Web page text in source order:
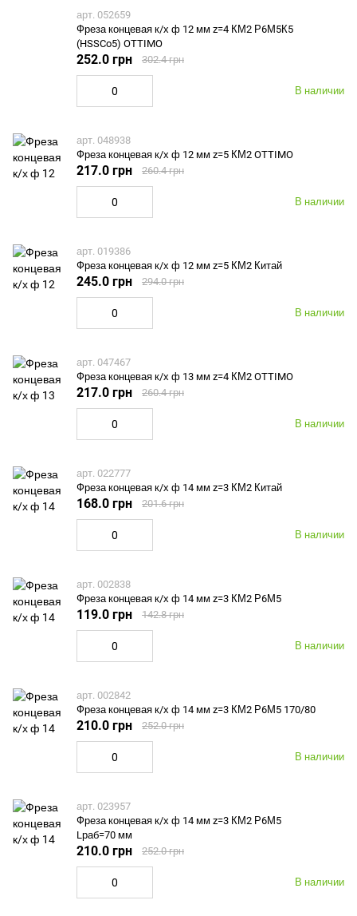
арт. 052659
Фреза концевая к/х ф 12 мм z=4 КМ2 Р6М5К5
(HSSCo5) OTTIMO
В наличии
252.0 грн 302.4 грн
арт. 048938
Фреза концевая к/х ф 12 мм z=5 КМ2 OTTIMO
В наличии
217.0 грн 260.4 грн
арт. 019386
Фреза концевая к/х ф 12 мм z=5 КМ2 Китай
В наличии
245.0 грн 294.0 грн
арт. 047467
Фреза концевая к/х ф 13 мм z=4 КМ2 OTTIMO
В наличии
217.0 грн 260.4 грн
арт. 022777
Фреза концевая к/х ф 14 мм z=3 КМ2 Китай
В наличии
168.0 грн 201.6 грн
арт. 002838
Фреза концевая к/х ф 14 мм z=3 КМ2 Р6М5
В наличии
119.0 грн 142.8 грн
арт. 002842
Фреза концевая к/х ф 14 мм z=3 КМ2 Р6М5 170/80
В наличии
210.0 грн 252.0 грн
арт. 023957
Фреза концевая к/х ф 14 мм z=3 КМ2 Р6М5
Lраб=70 мм
В наличии
210.0 грн 252.0 грн